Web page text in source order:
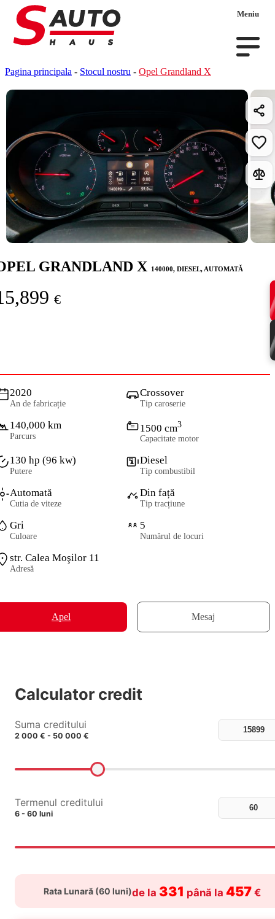
Meniu
Pagina principala - Stocul nostru - Opel Grandland X
GRANDLAND X 140000, DIESEL, AUTOMATĂ
€
2020
An de fabricație
Crossover
Tip caroserie
140,000 km
Parcurs
1500 cm3
Capacitate motor
130 hp (96 kw)
Putere
Diesel
Tip combustibil
Automată
Cutia de viteze
Din față
Tip tracțiune
Gri
Culoare
5
Numărul de locuri
str. Calea Moşilor 11
Adresă
Apel Mesaj
Calculator credit
Suma creditului
2 000 € - 50 000 €
Termenul creditului
6 - 60 luni
Rata Lunară (60 luni)de la 331 până la 457€